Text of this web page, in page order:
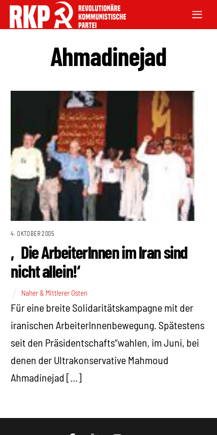
Ahmadinejad
4. OKTOBER 2005
‚Die ArbeiterInnen im Iran sind
nicht allein!‘
Naher & Mittlerer Osten
Für eine breite Solidaritätskampagne mit der
iranischen ArbeiterInnenbewegung. Spätestens
seit den Präsidentschafts“wahlen, im Juni, bei
denen der Ultrakonservative Mahmoud
Ahmadinejad […]